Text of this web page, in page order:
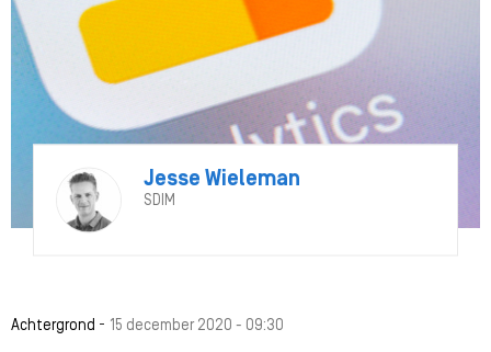
Jesse Wieleman
SDIM
Achtergrond - 15 december 2020 - 09:30